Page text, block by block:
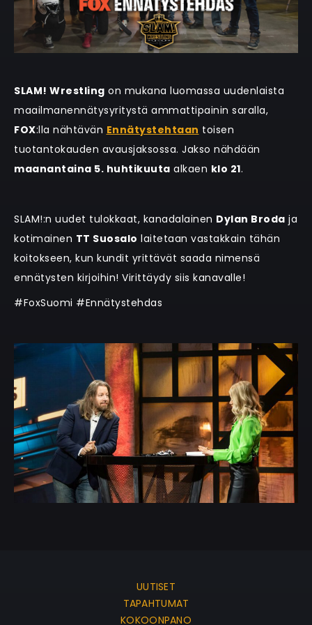
SLAM! Wrestling on mukana luomassa uudenlaista
maailmanennätysyritystä ammattipainin saralla,
FOX:lla nähtävän Ennätystehtaan toisen
tuotantokauden avausjaksossa. Jakso nähdään
maanantaina 5. huhtikuuta alkaen klo 21.
SLAM!:n uudet tulokkaat, kanadalainen Dylan Broda ja
kotimainen TT Suosalo laitetaan vastakkain tähän
koitokseen, kun kundit yrittävät saada nimensä
ennätysten kirjoihin! Virittäydy siis kanavalle!
#FoxSuomi #Ennätystehdas
UUTISET
TAPAHTUMAT
KOKOONPANO